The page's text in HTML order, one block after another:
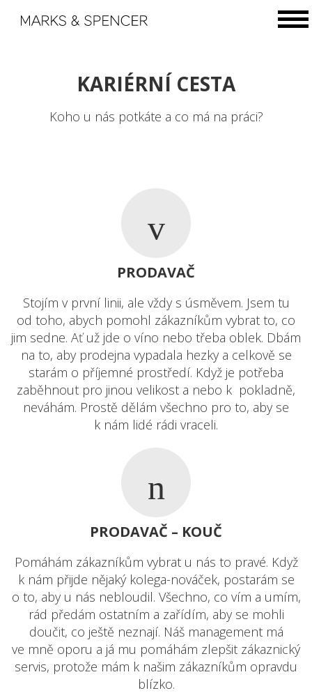
KARIÉRNÍ CESTA
Koho u nás potkáte a co má na práci?
PRODAVAČ
Stojím v první linii, ale vždy s úsměvem. Jsem tu
od toho, abych pomohl zákazníkům vybrat to, co
jim sedne. Ať už jde o víno nebo třeba oblek. Dbám
na to, aby prodejna vypadala hezky a celkově se
starám o příjemné prostředí. Když je potřeba
zaběhnout pro jinou velikost a nebo k pokladně,
neváhám. Prostě dělám všechno pro to, aby se
k nám lidé rádi vraceli.
PRODAVAČ – KOUČ
Pomáhám zákazníkům vybrat u nás to pravé. Když
k nám přijde nějaký kolega-nováček, postarám se
o to, aby u nás nebloudil. Všechno, co vím a umím,
rád předám ostatním a zařídím, aby se mohli
doučit, co ještě neznají. Náš management má
ve mně oporu a já mu pomáhám zlepšit zákaznický
servis, protože mám k našim zákazníkům opravdu
blízko.